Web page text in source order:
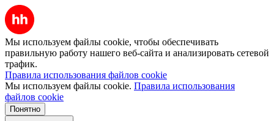
Мы используем файлы cookie, чтобы обеспечивать
правильную работу нашего веб-сайта и анализировать сетевой
трафик.
Правила использования файлов cookie
Мы используем файлы cookie. Правила использования
файлов cookie
Понятно